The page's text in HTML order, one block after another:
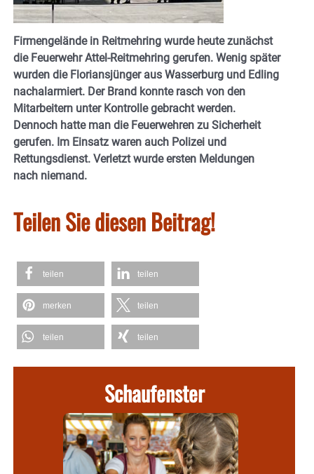
Firmengelände in Reitmehring wurde heute zunächst
die Feuerwehr Attel-Reitmehring gerufen. Wenig später
wurden die Floriansjünger aus Wasserburg und Edling
nachalarmiert. Der Brand konnte rasch von den
Mitarbeitern unter Kontrolle gebracht werden.
Dennoch hatte man die Feuerwehren zu Sicherheit
gerufen. Im Einsatz waren auch Polizei und
Rettungsdienst. Verletzt wurde ersten Meldungen
nach niemand.
Teilen Sie diesen Beitrag!
teilen teilen
merken teilen
teilen teilen
Schaufenster